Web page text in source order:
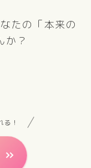
たの「本来の
か？
！